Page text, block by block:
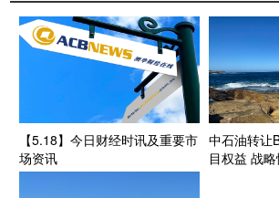
【5.18】今日财经时讯及重要市
场资讯
中石油转让
目权益 战